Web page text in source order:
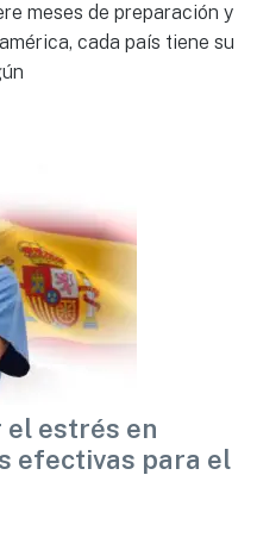
meses de preparación y
cada país tiene su
el estrés en
efectivas para el